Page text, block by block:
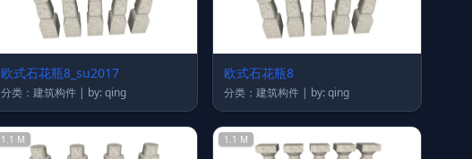
欧式石花瓶8_su2017
分类：建筑构件 | by: qing
欧式石花瓶8
分类：建筑构件 | by: qing
1.1 M 1.1 M